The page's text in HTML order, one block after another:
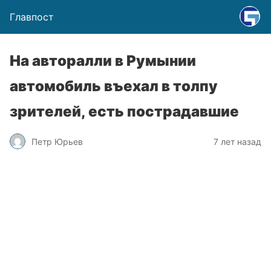
Главпост
На авторалли в Румынии
автомобиль въехал в толпу
зрителей, есть пострадавшие
Петр Юрьев 7 лет назад